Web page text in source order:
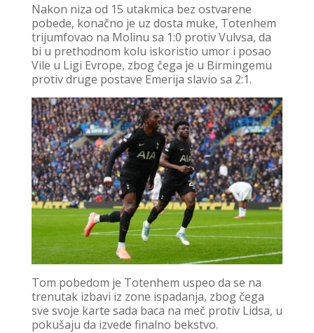
Nakon niza od 15 utakmica bez ostvarene
pobede, konačno je uz dosta muke, Totenhem
trijumfovao na Molinu sa 1:0 protiv Vulvsa, da
bi u prethodnom kolu iskoristio umor i posao
Vile u Ligi Evrope, zbog čega je u Birmingemu
protiv druge postave Emerija slavio sa 2:1.
Tom pobedom je Totenhem uspeo da se na
trenutak izbavi iz zone ispadanja, zbog čega
sve svoje karte sada baca na meč protiv Lidsa, u
pokušaju da izvede finalno bekstvo.